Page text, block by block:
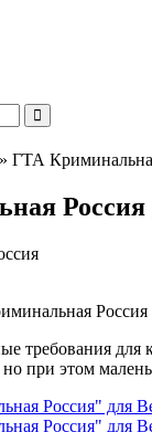
» ГТА
Россия
Россия
требования
при этом